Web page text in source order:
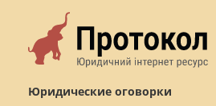
Юридические оговорки